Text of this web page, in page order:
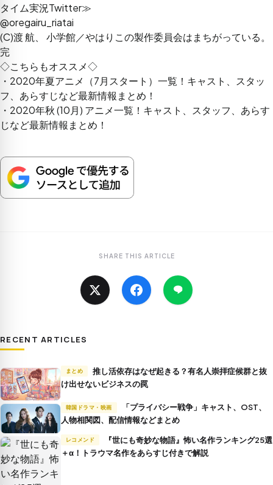
タイム実況Twitter≫
@oregairu_riatai
(C)渡 航、 小学館／やはりこの製作委員会はまちがっている。
完
◇こちらもオススメ◇
・ 2020年夏アニメ（7月スタート）一覧！キャスト、スタッ
フ、あらすじなど最新情報まとめ！
・ 2020年秋 (10月) アニメ一覧！キャスト、スタッフ、あらす
じなど最新情報まとめ！
SHARE THIS ARTICLE
RECENT ARTICLES
まとめ
推し活依存はなぜ起きる？有名人崇拝症候群と抜
け出せないビジネスの罠
韓国ドラマ・映画
人物相関図、配信情報などまとめ
レコメンド
＋α！トラウマ名作をあらすじ付きで解説